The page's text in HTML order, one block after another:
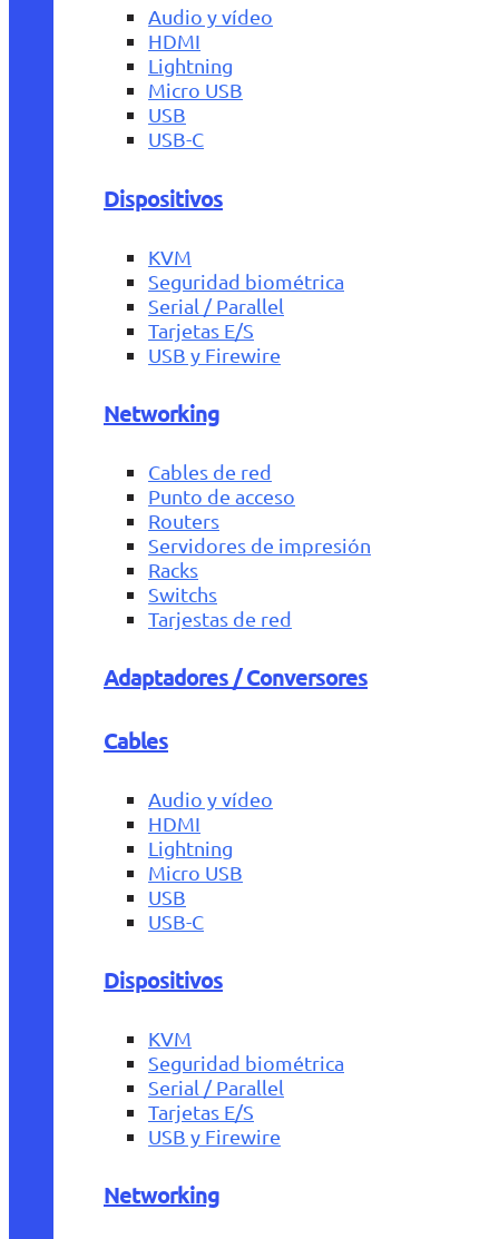
Audio y vídeo
HDMI
Lightning
Micro USB
USB
USB-C
Dispositivos
KVM
Seguridad biométrica
Serial / Parallel
Tarjetas E/S
USB y Firewire
Networking
Cables de red
Punto de acceso
Routers
Servidores de impresión
Racks
Switchs
Tarjestas de red
Adaptadores / Conversores
Cables
Audio y vídeo
HDMI
Lightning
Micro USB
USB
USB-C
Dispositivos
KVM
Seguridad biométrica
Serial / Parallel
Tarjetas E/S
USB y Firewire
Networking